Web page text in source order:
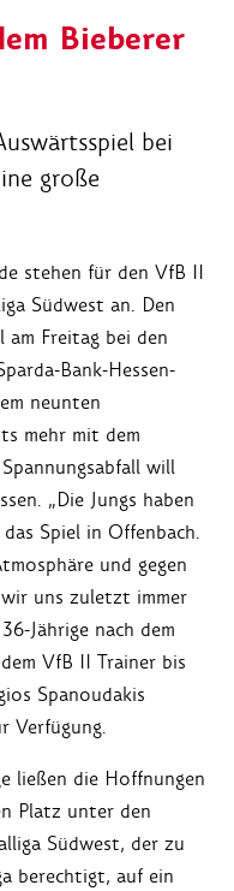
Bieberer
bei
große
stehen für den VfB II
Südwest an. Den
Freitag bei den
Bank-Hessen-
neunten
mehr mit dem
will
„Die Jungs haben
Spiel in Offenbach.
und gegen
uns zuletzt immer
Jährige nach dem
VfB II Trainer bis
Spanoudakis
Verfügung.
ließen die Hoffnungen
Platz unter den
Südwest, der zu
berechtigt, auf ein